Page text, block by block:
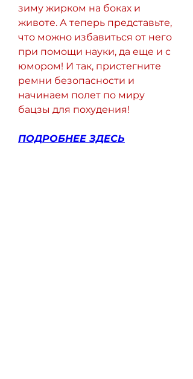
зиму жирком на боках и
животе. А теперь представьте,
что можно избавиться от него
при помощи науки, да еще и с
юмором! И так, пристегните
ремни безопасности и
начинаем полет по миру
бацзы для похудения!
ПОДРОБНЕЕ ЗДЕСЬ